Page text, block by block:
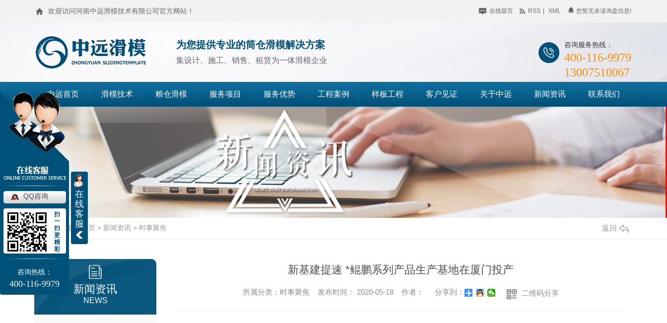
欢迎访问河南中远滑模技术有限公司官方网站！ 您暂无未读询盘信息!
在线留言 RSS XML
为您提供专业的筒仓滑模解决方案
集设计、施工、销售、租赁为一体滑模企业
咨询服务热线：
400-116-9979
13007510067
中远首页 滑模技术 粮仓滑模 服务项目
滑模技术 煤仓滑模 储料仓滑模
麦仓滑模 浅圆仓滑模 水泥仓滑模 筒仓滑模
造粒塔滑模 烟囱滑模
高塔滑模 筒仓封顶
服务优势 工程案例 样板工程 客户见证 关于中远
公司简介
荣誉资质
新闻资讯
知识百科
联系我们
当前位置：首页 > 新闻资讯 > 时事聚焦 返回
新闻资讯
NEWS
新基建提速 *鲲鹏系列产品生产基地在厦门投产
所属分类：时事聚焦 发布时间： 2020-05-18 作者： 分享到： 二维码分享
在
线
客
服
QQ咨询
扫
一
扫
更
精
彩
咨询热线：
400-116-9979